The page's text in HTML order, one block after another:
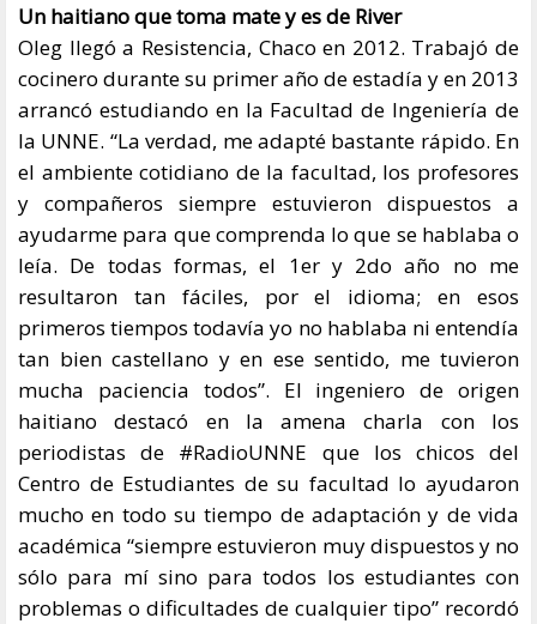
Un haitiano que toma mate y es de River
Oleg llegó a Resistencia, Chaco en 2012. Trabajó de
cocinero durante su primer año de estadía y en 2013
arrancó estudiando en la Facultad de Ingeniería de
la UNNE. “La verdad, me adapté bastante rápido. En
el ambiente cotidiano de la facultad, los profesores
y compañeros siempre estuvieron dispuestos a
ayudarme para que comprenda lo que se hablaba o
leía. De todas formas, el 1er y 2do año no me
resultaron tan fáciles, por el idioma; en esos
primeros tiempos todavía yo no hablaba ni entendía
tan bien castellano y en ese sentido, me tuvieron
mucha paciencia todos”. El ingeniero de origen
haitiano destacó en la amena charla con los
periodistas de #RadioUNNE que los chicos del
Centro de Estudiantes de su facultad lo ayudaron
mucho en todo su tiempo de adaptación y de vida
académica “siempre estuvieron muy dispuestos y no
sólo para mí sino para todos los estudiantes con
problemas o dificultades de cualquier tipo” recordó